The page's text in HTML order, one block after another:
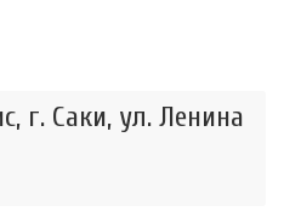
г. Саки, ул. Ленина